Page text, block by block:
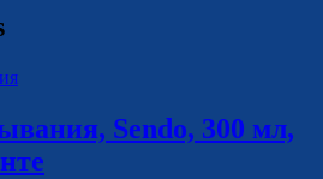
Sendo, 300 мл,